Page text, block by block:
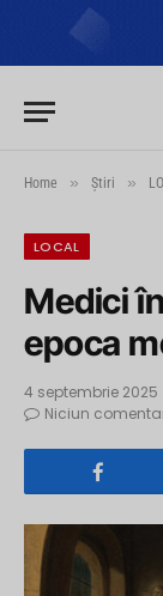
Home » Știri »
LOCAL
Medici
epoca
4 septembrie 2025
Niciun